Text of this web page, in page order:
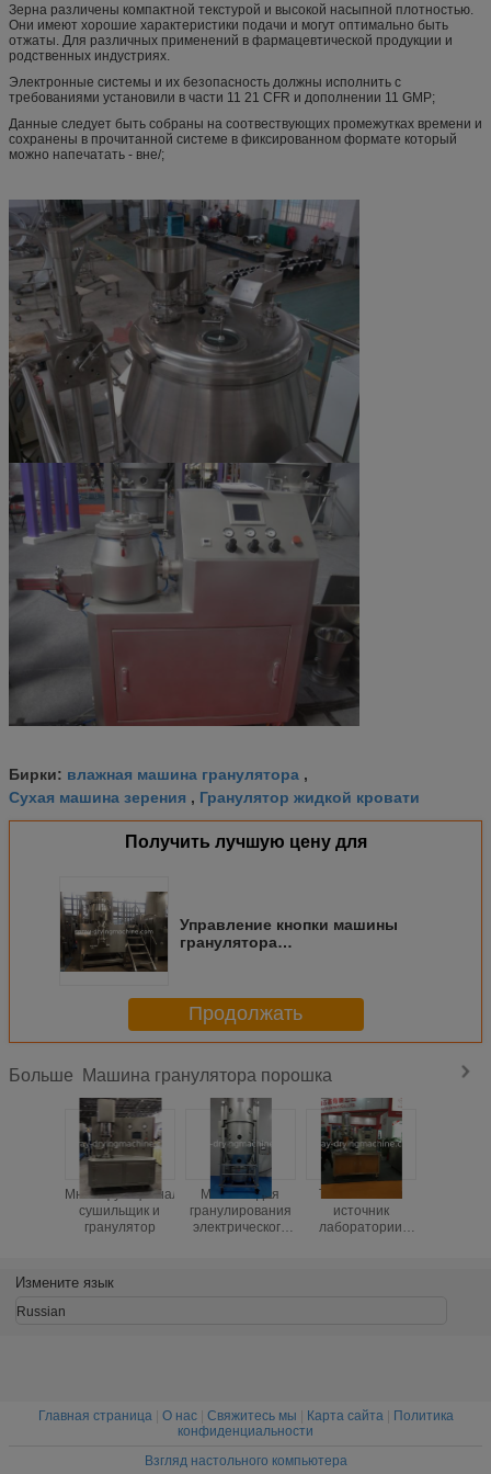
Зерна различены компактной текстурой и высокой насыпной плотностью.
Они имеют хорошие характеристики подачи и могут оптимально быть
отжаты. Для различных применений в фармацевтической продукции и
родственных индустриях.
Электронные системы и их безопасность должны исполнить с
требованиями установили в части 11 21 CFR и дополнении 11 GMP;
Данные следует быть собраны на соотвествующих промежутках времени и
сохранены в прочитанной системе в фиксированном формате который
можно напечатать - вне/;
Бирки: влажная машина гранулятора ,
Сухая машина зерения , Гранулятор жидкой кровати
Получить лучшую цену для
Управление кнопки машины
гранулятора
ХМИ
Продолжать
Больше Машина гранулятора порошка
Многофункциональный
сушильщик и
гранулятор
Машина для
гранулирования
электрического
Тип тепловой
источник
лаборатории
Измените язык
Russian
Главная страница| О нас| Свяжитесь мы Карта сайта|
Политика
конфиденциальности
Взгляд настольного компьютера